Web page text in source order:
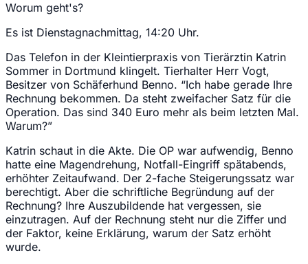
Worum geht's?
Es ist Dienstagnachmittag, 14:20 Uhr.
Das Telefon in der Kleintierpraxis von Tierärztin Katrin
Sommer in Dortmund klingelt. Tierhalter Herr Vogt,
Besitzer von Schäferhund Benno. “Ich habe gerade Ihre
Rechnung bekommen. Da steht zweifacher Satz für die
Operation. Das sind 340 Euro mehr als beim letzten Mal.
Warum?”
Katrin schaut in die Akte. Die OP war aufwendig, Benno
hatte eine Magendrehung, Notfall-Eingriff spätabends,
erhöhter Zeitaufwand. Der 2-fache Steigerungssatz war
berechtigt. Aber die schriftliche Begründung auf der
Rechnung? Ihre Auszubildende hat vergessen, sie
einzutragen. Auf der Rechnung steht nur die Ziffer und
der Faktor, keine Erklärung, warum der Satz erhöht
wurde.